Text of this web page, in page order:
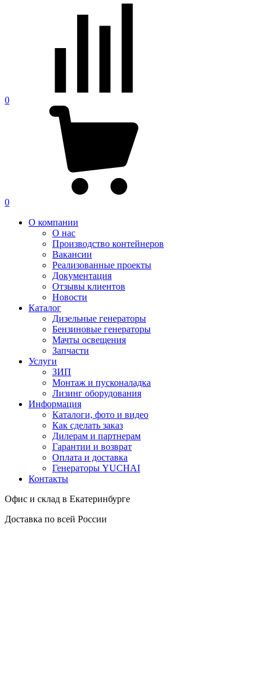
0
0
О компании
О нас
Производство контейнеров
Вакансии
Реализованные проекты
Документация
Отзывы клиентов
Новости
Каталог
Дизельные генераторы
Бензиновые генераторы
Мачты освещения
Запчасти
Услуги
ЗИП
Монтаж и пусконаладка
Лизинг оборудования
Информация
Каталоги, фото и видео
Как сделать заказ
Дилерам и партнерам
Гарантии и возврат
Оплата и доставка
Генераторы YUCHAI
Контакты
Офис и склад в Екатеринбурге
Доставка по всей России